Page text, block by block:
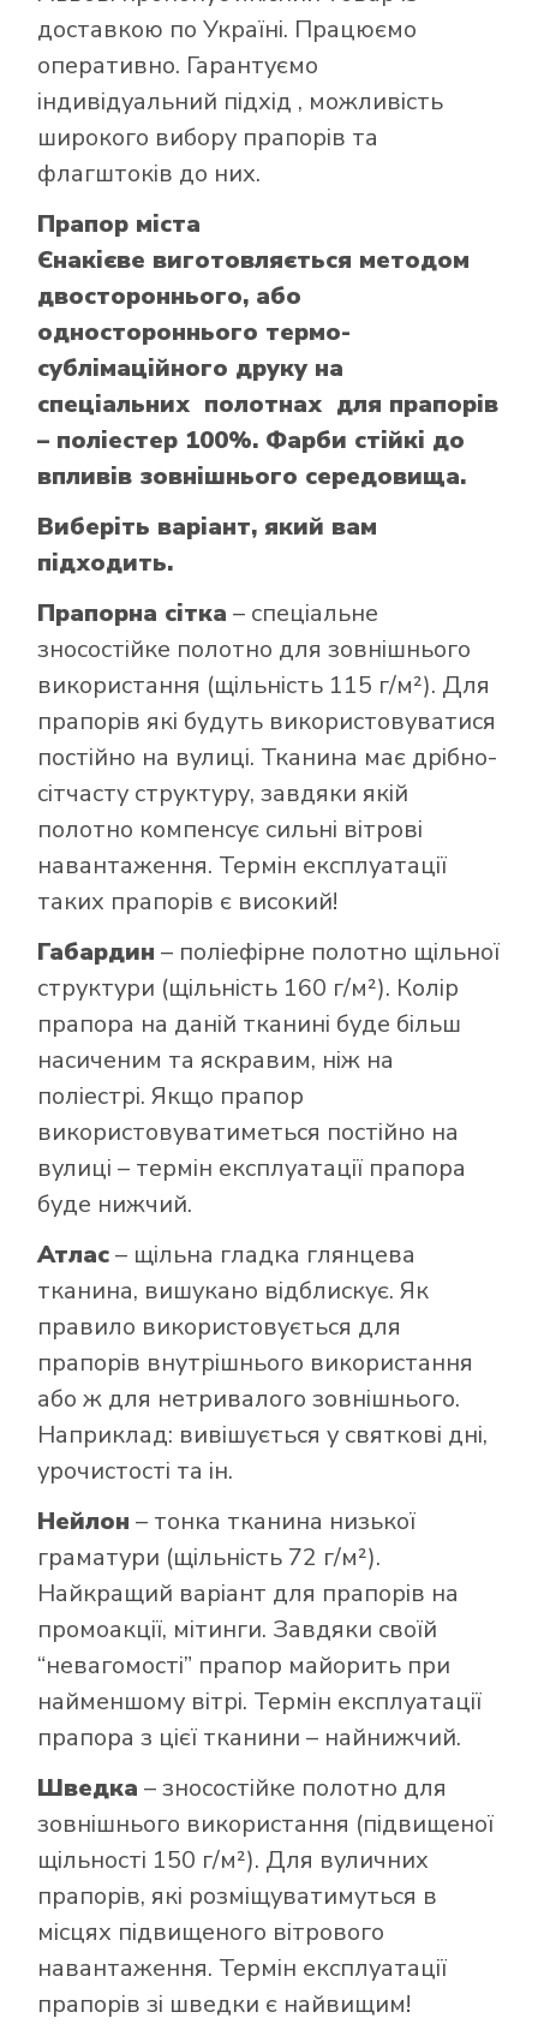
доставкою по Україні. Працюємо
оперативно. Гарантуємо
індивідуальний підхід , можливість
широкого вибору прапорів та
флагштоків до них.
Прапор міста
Єнакієве виготовляється методом
двостороннього, або
одностороннього термо-
сублімаційного друку на
спеціальних полотнах для прапорів
– поліестер 100%. Фарби стійкі до
впливів зовнішнього середовища.
Виберіть варіант, який вам
підходить.
Прапорна сітка – спеціальне
зносостійке полотно для зовнішнього
використання (щільність 115 г/м²). Для
прапорів які будуть використовуватися
постійно на вулиці. Тканина має дрібно-
сітчасту структуру, завдяки якій
полотно компенсує сильні вітрові
навантаження. Термін експлуатації
таких прапорів є високий!
Габардин – поліефірне полотно щільної
структури (щільність 160 г/м²). Колір
прапора на даній тканині буде більш
насиченим та яскравим, ніж на
поліестрі. Якщо прапор
використовуватиметься постійно на
вулиці – термін експлуатації прапора
буде нижчий.
Атлас– щільна гладка глянцева
тканина, вишукано відблискує. Як
правило використовується для
прапорів внутрішнього використання
або ж для нетривалого зовнішнього.
Наприклад: вивішується у святкові дні,
урочистості та ін.
Нейлон – тонка тканина низької
граматури (щільність 72 г/м²).
Найкращий варіант для прапорів на
промоакції, мітинги. Завдяки своїй
“невагомості” прапор майорить при
найменшому вітрі. Термін експлуатації
прапора з цієї тканини – найнижчий.
Шведка – зносостійке полотно для
зовнішнього використання (підвищеної
щільності 150 г/м²). Для вуличних
прапорів, які розміщуватимуться в
місцях підвищеного вітрового
навантаження. Термін експлуатації
прапорів зі шведки є найвищим!